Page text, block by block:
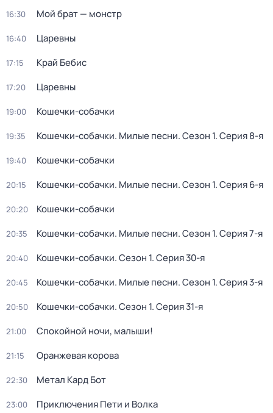
16:30 Мой брат — монстр
16:40 Царевны
17:15 Край Бебис
17:20 Царевны
19:00 Кошечки-собачки
19:35 Кошечки-собачки. Милые песни. Сезон 1. Серия 8-я
19:40 Кошечки-собачки
20:15 Кошечки-собачки. Милые песни. Сезон 1. Серия 6-я
20:20 Кошечки-собачки
20:35 Кошечки-собачки. Милые песни. Сезон 1. Серия 7-я
20:40 Кошечки-собачки. Сезон 1. Серия 30-я
20:45 Кошечки-собачки. Милые песни. Сезон 1. Серия 3-я
20:50 Кошечки-собачки. Сезон 1. Серия 31-я
21:00 Спокойной ночи, малыши!
21:15 Оранжевая корова
22:30 Метал Кард Бот
23:00 Приключения Пети и Волка